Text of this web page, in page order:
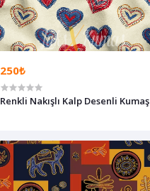
250₺
Renkli Nakışlı Kalp Desenli Kumaş